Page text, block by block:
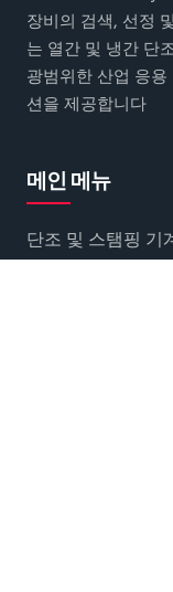
장비의 검색, 선정
는 열간 및 냉간 단
광범위한 산업 응
션을 제공합니다
메인 메뉴
단조 및 스탬핑 기